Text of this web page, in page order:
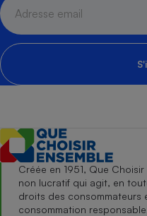
Créée en 1951, Que
non lucratif qui agit, en
droits des consommateurs
consommation